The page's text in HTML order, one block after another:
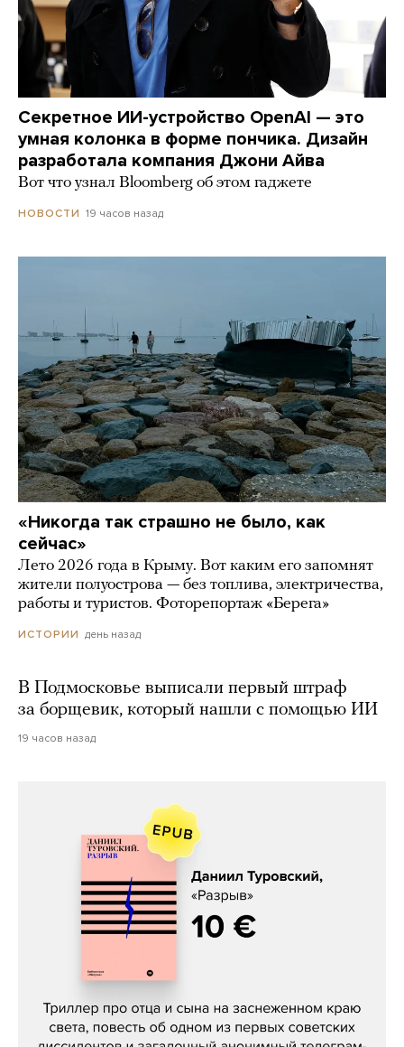
Секретное ИИ-устройство OpenAI — это
умная колонка в форме пончика. Дизайн
разработала компания Джони Айва
Вот что узнал Bloomberg об этом гаджете
НОВОСТИ 19 часов назад
«Никогда так страшно не было, как
сейчас»
Лето 2026 года в Крыму. Вот каким его запомнят
жители полуострова — без топлива, электричества,
работы и туристов. Фоторепортаж «Берега»
ИСТОРИИ день назад
В Подмосковье выписали первый штраф
за борщевик, который нашли с помощью ИИ
19 часов назад
Даниил Туровский, «Разрыв»